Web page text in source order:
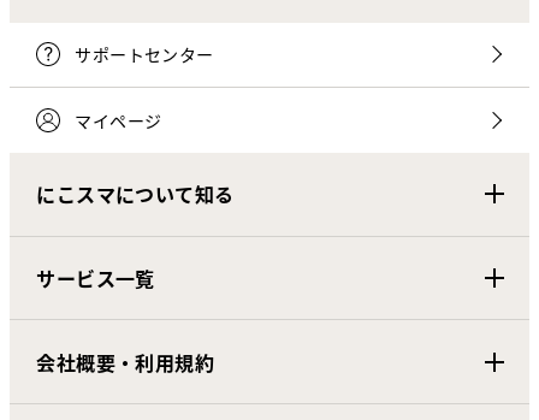
サポートセンター
マイページ
にこスマについて知る
サービス一覧
会社概要・利用規約